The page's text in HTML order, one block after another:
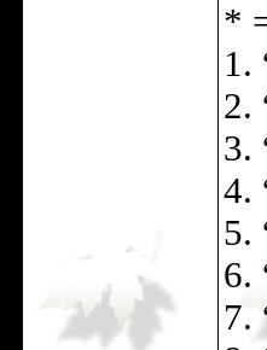
*
1.
2.
3.
4.
5.
6.
7.